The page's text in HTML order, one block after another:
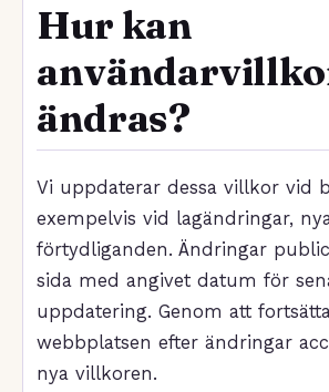
Hur kan
ändras?
Vi uppdaterar dessa villkor vid
exempelvis vid lagändringar,
förtydliganden. Ändringar
sida med angivet datum för
uppdatering. Genom att
webbplatsen efter ändringar
nya villkoren.